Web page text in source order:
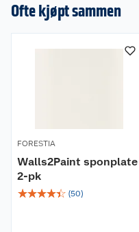
Ofte kjøpt sammen
FORESTIA
Walls2Paint sponplate
2-pk
☆☆☆☆☆ (50)